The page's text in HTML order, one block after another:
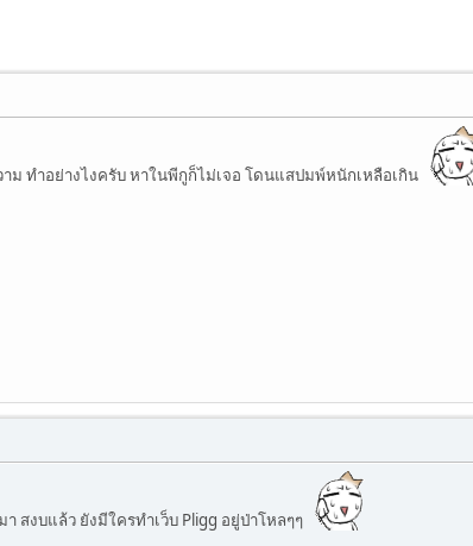
ม ทำอย่างไงครับ หาในพีกูก็ไม่เจอ โดนแสปมพ์หนักเหลือเกิน
สงบแล้ว ยังมีใครทำเว็บ Pligg อยู่ป่าโหลๆๆ